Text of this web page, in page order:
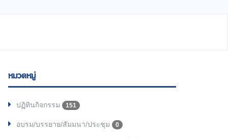
หมวดหมู่
ปฏิทินกิจกรรม 151
อบรม/บรรยาย/สัมมนา/ประชุม 0